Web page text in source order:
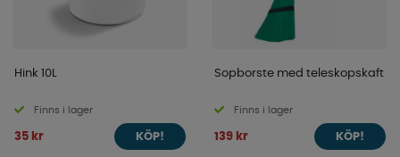
Hink 10L
Finns i lager
35 kr KÖP!
Sopborste med teleskopskaft
Finns i lager
139 kr KÖP!